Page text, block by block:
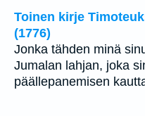
Toinen kirje
(1776)
Jonka tähden minä
Jumalan lahjan, joka
päällepanemisen